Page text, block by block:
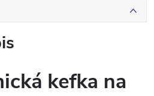
kefka na